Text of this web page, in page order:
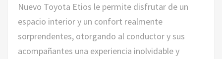
Nuevo Toyota Etios le permite disfrutar de un
espacio interior y un confort realmente
sorprendentes, otorgando al conductor y sus
acompañantes una experiencia inolvidable y